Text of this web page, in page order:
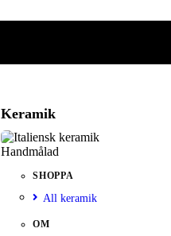
Keramik
Handmålad
SHOPPA
All keramik
OM